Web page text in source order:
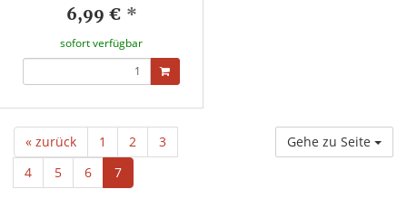
6,99 € *
sofort verfügbar
« zurück 1 2
3
4
5 6 7
Gehe zu Seite